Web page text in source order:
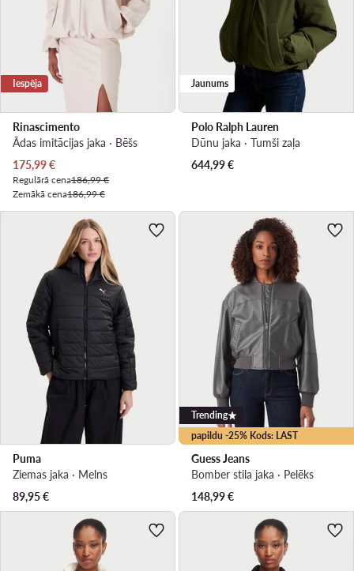
Iespēja
Rinascimento
Ādas imitācijas jaka · Bēšs
Pašreizējā cena
175,99€
Regulārā cena186,99 €
Zemākā cena186,99 €
Jaunums
Polo Ralph Lauren
Dūnu jaka · Tumši zaļa
644,99€
Puma
Ziemas jaka · Melns
89,95€
papildu -25% Kods: LAST
Trending
Guess Jeans
Bomber stila jaka · Pelēks
148,99€